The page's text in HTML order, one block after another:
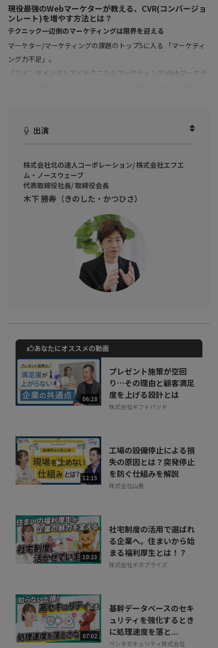
現役最強のWebマーケターが教える、CVR(コンバージョ
ンレート)を増やす方法とは？
テクニック一辺倒のマーケティングは限界を迎える
マーケター/マーケティングの課題のトップ5に入る 「マーケティ
ング力不足」。
『ファンダメンタルズ×テクニカルマーケティング Webマーケテ
【ファンダメンタルズマーケティングとは？】
商品そのものやユーザーのペルソナ、インサイトを分析してコミ
ュニケーションを設計すること
すなわち人間の感情をベースにしたコミュニケーションの設計方
【テクニカルマーケティングとは？】
クリック率や遷移率、購入率などの数値分析できるデータから顧
客とのコミュニケーションとの設計をすること
デジタルデータを駆使して利益を1円単位で計算しながら運用して
本動画では、弊社の現役マーケターが撮影現場に同席し、現場目
「ファンダメンタルズ×テクニカルマーケティングとは？」
「ユーザーインタビューで外せないポイントは？」
「ABテストの極意について」
脱テクニックオンリーを成し、マーケターとしてレベルアップす
ることはできるのでしょうか？
木下氏が"この"サイトを例にCVR(コンバージョ
bizplayでしか体験できない、言葉やテキストだけではわかりにく
い改善の手順を実際に見て学ぶことができます！
出演
株式会社北の達人コーポレーション/ 株式会社エフエ
ム・ノースウェーブ
代表取締役社長/ 取締役会長
木下 勝寿（きのした・かつひさ）
動画でご紹介しているサービスについて
お気軽にご相談・ご質問いただけます！
30秒でお申し込み可能
相談を希望する 無料
あなたにオススメの動画
06:28
プレゼント施策が空回
り…その理由と顧客満足
度を上げる設計とは
株式会社ギフトパッド
12:15
工場の設備停止による損
失の原因とは？突発停止
を防ぐ仕組みを解説
株式会社山善
10:23
社宅制度の活用で選ばれ
る企業へ。住まいから始
まる福利厚生とは！？
株式会社ギガプライズ
07:02
基幹データベースのセキ
ュリティを強化するとき
に処理速度を落と...
ペンタセキュリティ株式会社